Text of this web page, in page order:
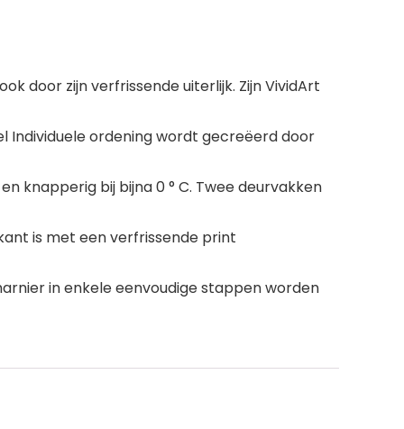
door zijn verfrissende uiterlijk. Zijn VividArt
Individuele ordening wordt gecreëerd door
knapperig bij bijna 0 ° C. Twee deurvakken
is met een verfrissende print
in enkele eenvoudige stappen worden